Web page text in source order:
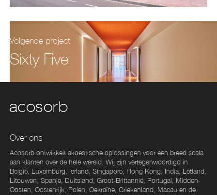
Volgende project
Sixty Five
Over ons
Acosorb ontwikkelt akoestische oplossingen voor een breed scala
aan klanten over de hele wereld. Wij zijn vertegenwoordigd in
België, Luxemburg, Ierland, Singapore, Hong Kong, India, Letland,
Litouwen, Spanje, Duitsland, Groot-Brittannië, Portugal, Midden-
Oosten, Oostenrijk, Polen, Oekraïne, Griekenland, Macau en de